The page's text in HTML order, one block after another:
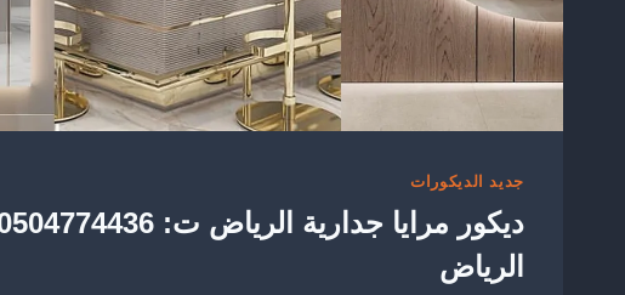
جديد الديكورات
الرياض